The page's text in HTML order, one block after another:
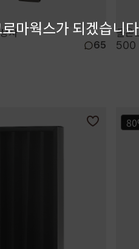
자
65
롤온
500
마웍스가 되겠습니